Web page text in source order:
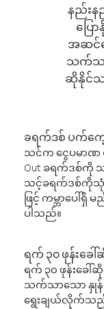
နည်းန
ပြေ
အဆင်ပ
သက်သာ
ဆိုနိုင်သ
ခရက်ဒစ် ပက်ကေ့ခ
သင်က ငွေပမာဏ
Out ခရက်ဒစ်ကို
သင့်ခရက်ဒစ်ကိုသုံး
ဖြင့် ကမ္ဘာပေါ်
ပါသည်။
ရက် ၃၀ ဖုန်းခေ
ရက် ၃၀ ဖုန်းခေ
သက်သာသော နှုန်း
ရွေးချယ်လိုက်သည့်